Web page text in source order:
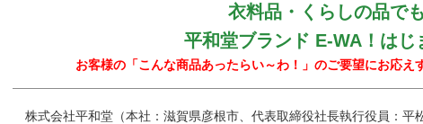
衣料品・くらしの品でも
平和堂ブランド E-WA！はじ
お客様の「こんな商品あったらい～わ！」のご要望にお応え
株式会社平和堂（本社：滋賀県彦根市、代表取締役社長執行役員：平